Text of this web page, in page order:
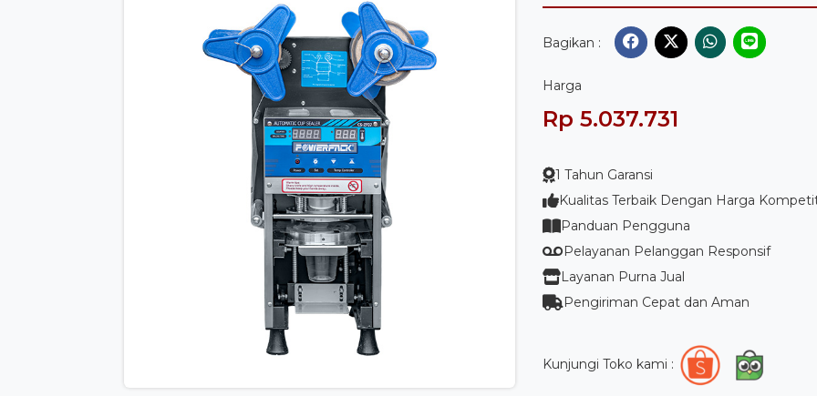
Bagikan :
Harga
Rp 5.037.731
1 Tahun Garansi
Kualitas Terbaik Dengan Harga
Panduan Pengguna
Pelayanan Pelanggan Responsif
Layanan Purna Jual
Pengiriman Cepat dan Aman
Kunjungi Toko kami :